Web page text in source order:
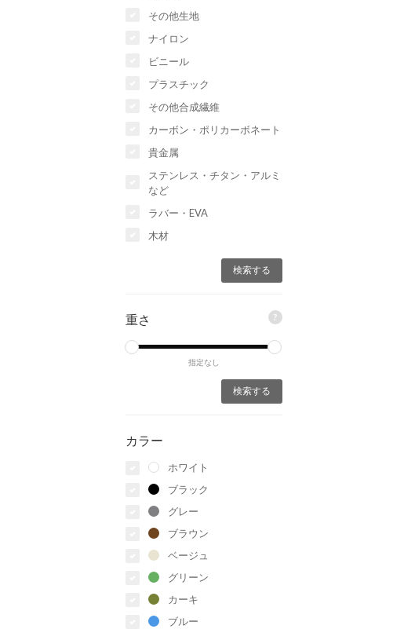
その他生地
ナイロン
ビニール
プラスチック
その他合成繊維
カーボン・ポリカーボネート
貴金属
ステンレス・チタン・アルミ
など
ラバー・EVA
木材
重さ ?
指定なし
カラー
ホワイト
ブラック
グレー
ブラウン
ベージュ
グリーン
カーキ
ブルー